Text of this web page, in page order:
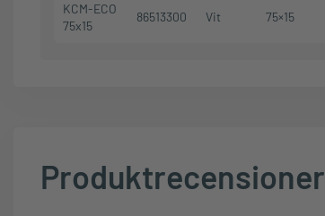
KCM-ECO
75x15
86513300 Vit 75×15
Produktrecensioner